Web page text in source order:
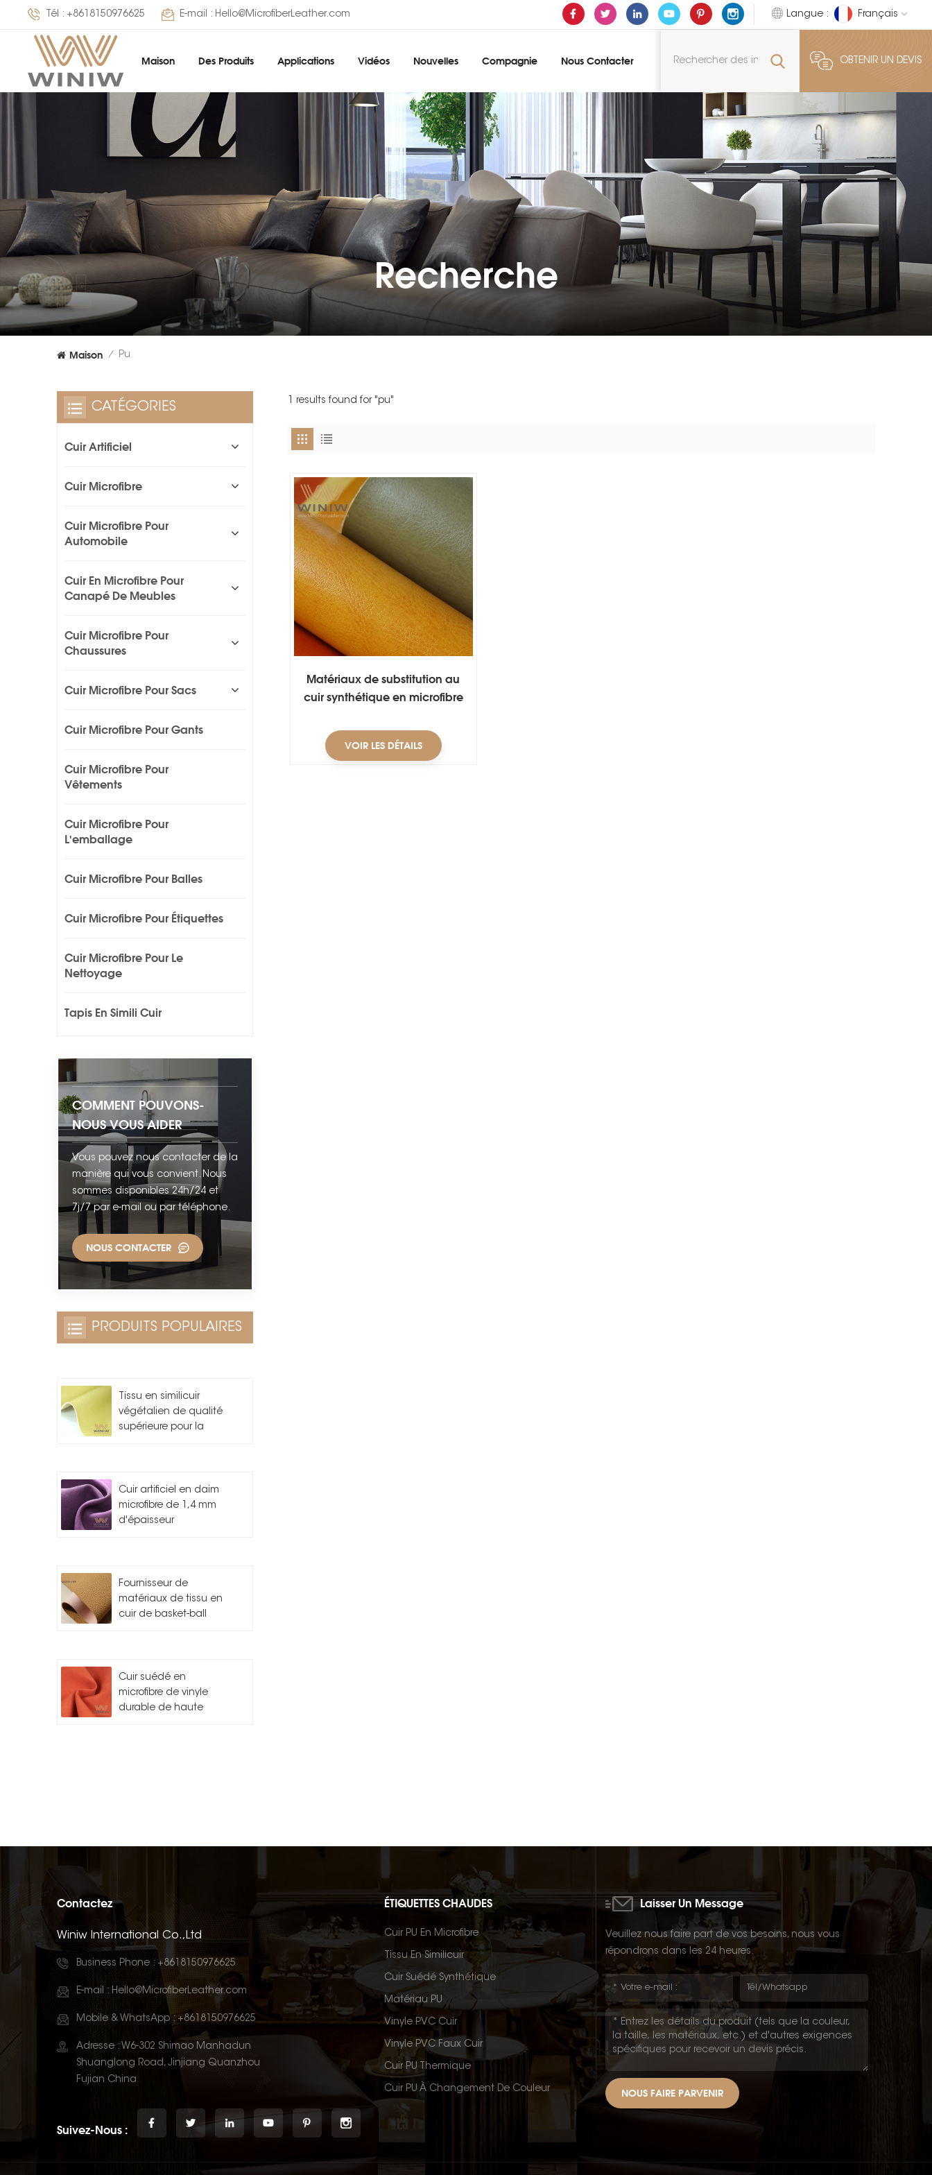
Tél : +8618150976625 E-mail : Hello@MicrofiberLeather.com Langue : Français
OBTENIR UN DEVIS
Maison Des Produits Applications Vidéos Nouvelles Compagnie Nous Contacter
Recherche
Maison / Pu
1 results found for "pu"
Matériaux de substitution au
cuir synthétique en microfibre
VOIR LES DÉTAILS
CATÉGORIES
Cuir Artificiel
Cuir Microfibre
Cuir Microfibre Pour
Automobile
Cuir En Microfibre Pour
Canapé De Meubles
Cuir Microfibre Pour
Chaussures
Cuir Microfibre Pour Sacs
Cuir Microfibre Pour Gants
Cuir Microfibre Pour
Vêtements
Cuir Microfibre Pour
L'emballage
Cuir Microfibre Pour Balles
Cuir Microfibre Pour Étiquettes
Cuir Microfibre Pour Le
Nettoyage
Tapis En Simili Cuir
COMMENT POUVONS-
NOUS VOUS AIDER
Vous pouvez nous contacter de la
manière qui vous convient. Nous
sommes disponibles 24h/24 et
7j/7 par e-mail ou par téléphone.
NOUS CONTACTER
PRODUITS POPULAIRES
Tissu en similicuir
végétalien de qualité
supérieure pour la
Cuir artificiel en daim
microfibre de 1,4 mm
d'épaisseur
Fournisseur de
matériaux de tissu en
cuir de basket-ball
Cuir suédé en
microfibre de vinyle
durable de haute
Contactez
Winiw International Co.,Ltd
Business Phone : +8618150976625
E-mail : Hello@MicrofiberLeather.com
Mobile & WhatsApp : +8618150976625
Adresse : W6-302 Shimao Manhadun
Shuanglong Road, Jinjiang Quanzhou
Fujian China
ÉTIQUETTES CHAUDES
Cuir PU En Microfibre
Tissu En Similicuir
Cuir Suédé Synthétique
Matériau PU
Vinyle PVC Cuir
Vinyle PVC Faux Cuir
Cuir PU Thermique
Cuir PU À Changement De Couleur
Laisser Un Message
Veuillez nous faire part de vos besoins, nous vous
répondrons dans les 24 heures.
Suivez-Nous :